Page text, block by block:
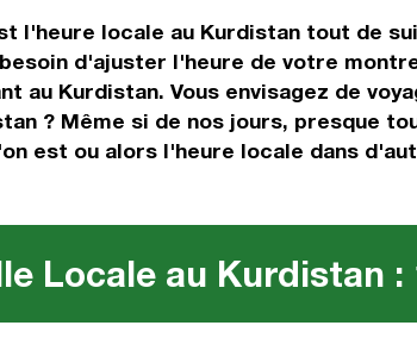
l'heure locale au Kurdistan tout de
d'ajuster l'heure de votre
au Kurdistan. Vous envisagez de
? Même si de nos jours, presque
est ou alors l'heure locale dans
Locale au Kurdistan :